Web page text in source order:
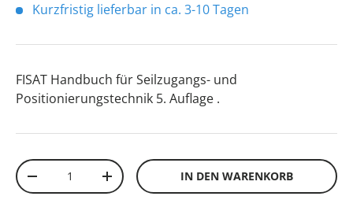
Kurzfristig lieferbar in ca. 3-10 Tagen
FISAT Handbuch für Seilzugangs- und
Positionierungstechnik 5. Auflage .
Anzahl
-
+ IN DEN WARENKORB